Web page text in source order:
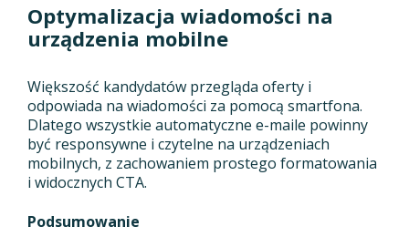
Optymalizacja wiadomości na
urządzenia mobilne
Większość kandydatów przegląda oferty i
odpowiada na wiadomości za pomocą smartfona.
Dlatego wszystkie automatyczne e-maile powinny
być responsywne i czytelne na urządzeniach
mobilnych, z zachowaniem prostego formatowania
i widocznych CTA.
Podsumowanie